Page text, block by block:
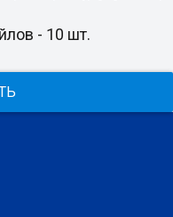
- 10 шт.